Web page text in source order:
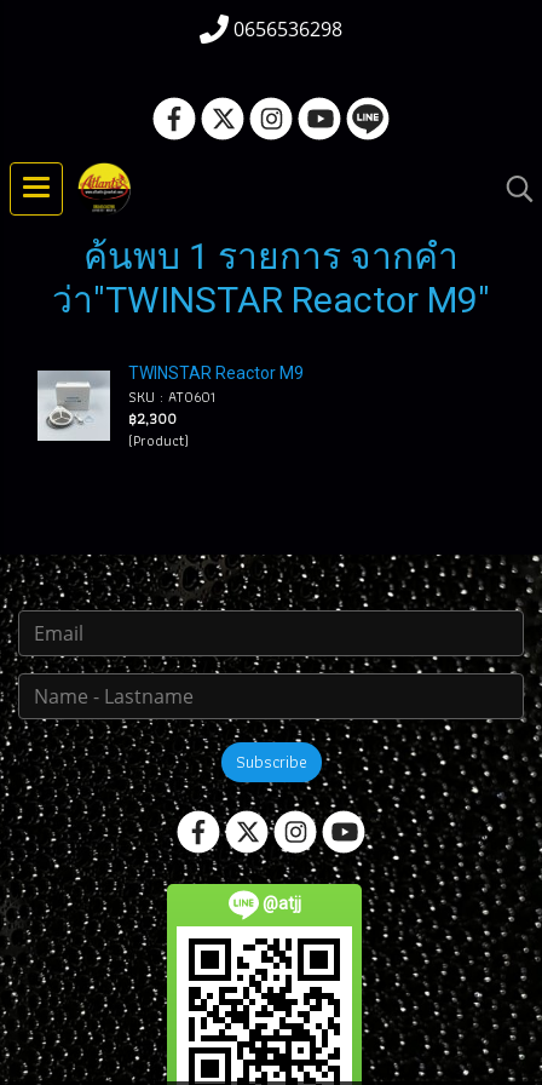
0656536298
ค้นพบ 1 รายการ จากคำ
ว่า"TWINSTAR Reactor M9"
TWINSTAR Reactor M9
SKU : AT0601
฿2,300
(Product)
Subscribe
@atjj